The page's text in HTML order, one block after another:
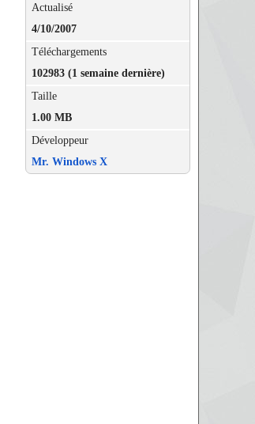
Actualisé
4/10/2007
Téléchargements
102983 (1 semaine dernière)
Taille
1.00 MB
Développeur
Mr. Windows X